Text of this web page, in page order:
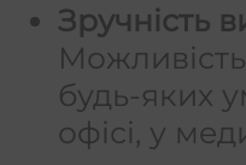
Зручність
будь-яких
офісі, у